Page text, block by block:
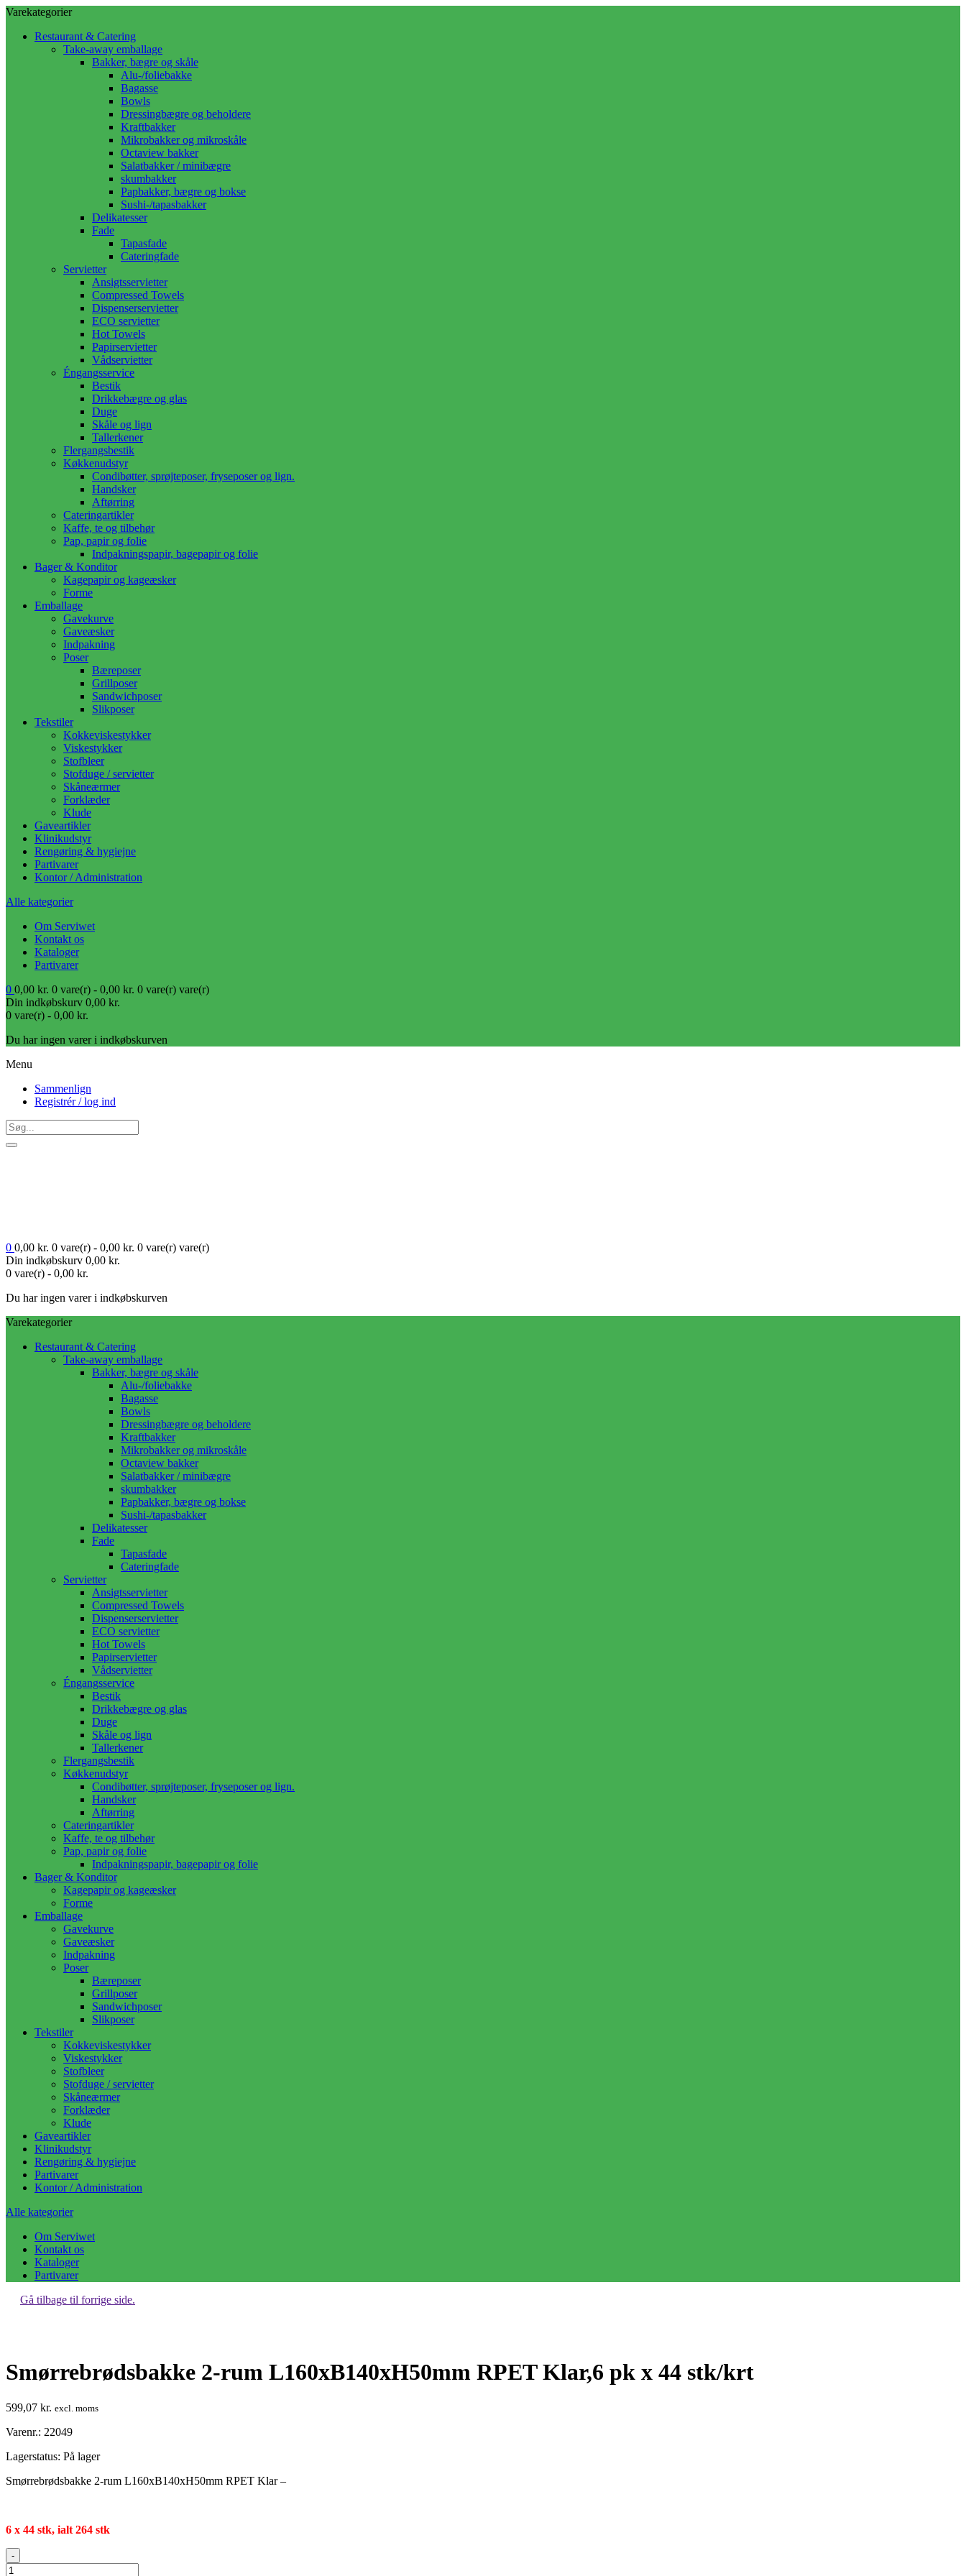
Varekategorier
Restaurant & Catering
Take-away emballage
Bakker, bægre og skåle
Alu-/foliebakke
Bagasse
Bowls
Dressingbægre og beholdere
Kraftbakker
Mikrobakker og mikroskåle
Octaview bakker
Salatbakker / minibægre
skumbakker
Papbakker, bægre og bokse
Sushi-/tapasbakker
Delikatesser
Fade
Tapasfade
Cateringfade
Servietter
Ansigtsservietter
Compressed Towels
Dispenserservietter
ECO servietter
Hot Towels
Papirservietter
Vådservietter
Éngangsservice
Bestik
Drikkebægre og glas
Duge
Skåle og lign
Tallerkener
Flergangsbestik
Køkkenudstyr
Condibøtter, sprøjteposer, fryseposer og lign.
Handsker
Aftørring
Cateringartikler
Kaffe, te og tilbehør
Pap, papir og folie
Indpakningspapir, bagepapir og folie
Bager & Konditor
Kagepapir og kageæsker
Forme
Emballage
Gavekurve
Gaveæsker
Indpakning
Poser
Bæreposer
Grillposer
Sandwichposer
Slikposer
Tekstiler
Kokkeviskestykker
Viskestykker
Stofbleer
Stofduge / servietter
Skåneærmer
Forklæder
Klude
Gaveartikler
Klinikudstyr
Rengøring & hygiejne
Partivarer
Kontor / Administration
Alle kategorier
Om Serviwet
Kontakt os
Kataloger
Partivarer
0 0,00 kr. 0 vare(r) - 0,00 kr. 0 vare(r) vare(r)
Din indkøbskurv 0,00 kr.
0 vare(r) - 0,00 kr.
Du har ingen varer i indkøbskurven
Menu
Sammenlign
Registrér / log ind
0 0,00 kr. 0 vare(r) - 0,00 kr. 0 vare(r) vare(r)
Din indkøbskurv 0,00 kr.
0 vare(r) - 0,00 kr.
Du har ingen varer i indkøbskurven
Varekategorier
Restaurant & Catering
Take-away emballage
Bakker, bægre og skåle
Alu-/foliebakke
Bagasse
Bowls
Dressingbægre og beholdere
Kraftbakker
Mikrobakker og mikroskåle
Octaview bakker
Salatbakker / minibægre
skumbakker
Papbakker, bægre og bokse
Sushi-/tapasbakker
Delikatesser
Fade
Tapasfade
Cateringfade
Servietter
Ansigtsservietter
Compressed Towels
Dispenserservietter
ECO servietter
Hot Towels
Papirservietter
Vådservietter
Éngangsservice
Bestik
Drikkebægre og glas
Duge
Skåle og lign
Tallerkener
Flergangsbestik
Køkkenudstyr
Condibøtter, sprøjteposer, fryseposer og lign.
Handsker
Aftørring
Cateringartikler
Kaffe, te og tilbehør
Pap, papir og folie
Indpakningspapir, bagepapir og folie
Bager & Konditor
Kagepapir og kageæsker
Forme
Emballage
Gavekurve
Gaveæsker
Indpakning
Poser
Bæreposer
Grillposer
Sandwichposer
Slikposer
Tekstiler
Kokkeviskestykker
Viskestykker
Stofbleer
Stofduge / servietter
Skåneærmer
Forklæder
Klude
Gaveartikler
Klinikudstyr
Rengøring & hygiejne
Partivarer
Kontor / Administration
Alle kategorier
Om Serviwet
Kontakt os
Kataloger
Partivarer
Gå tilbage til forrige side.
Smørrebrødsbakke 2-rum L160xB140xH50mm RPET Klar,6 pk x 44 stk/krt
599,07 kr. excl. moms
Varenr.: 22049
Lagerstatus: På lager
Smørrebrødsbakke 2-rum L160xB140xH50mm RPET Klar –
6 x 44 stk, ialt 264 stk
Smørrebrødsbakke
2-
-